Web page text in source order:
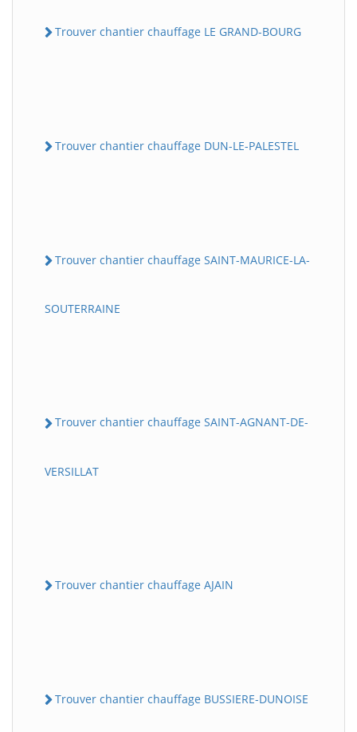
Trouver chantier chauffage LE GRAND-BOURG
Trouver chantier chauffage DUN-LE-PALESTEL
Trouver chantier chauffage SAINT-MAURICE-LA-
SOUTERRAINE
Trouver chantier chauffage SAINT-AGNANT-DE-
VERSILLAT
Trouver chantier chauffage AJAIN
Trouver chantier chauffage BUSSIERE-DUNOISE